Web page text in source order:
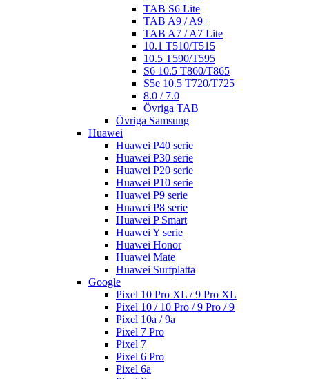
TAB S6 Lite
TAB A9 / A9+
TAB A7 / A7 Lite
10.1 T510/T515
10.5 T590/T595
S6 10.5 T860/T865
S5e 10.5 T720/T725
8.0 / 7.0
Övriga TAB
Övriga Samsung
Huawei
Huawei P40 serie
Huawei P30 serie
Huawei P20 serie
Huawei P10 serie
Huawei P9 serie
Huawei P8 serie
Huawei P Smart
Huawei Y serie
Huawei Honor
Huawei Mate
Huawei Surfplatta
Google
Pixel 10 Pro XL / 9 Pro XL
Pixel 10 / 10 Pro / 9 Pro / 9
Pixel 10a / 9a
Pixel 7 Pro
Pixel 7
Pixel 6 Pro
Pixel 6a